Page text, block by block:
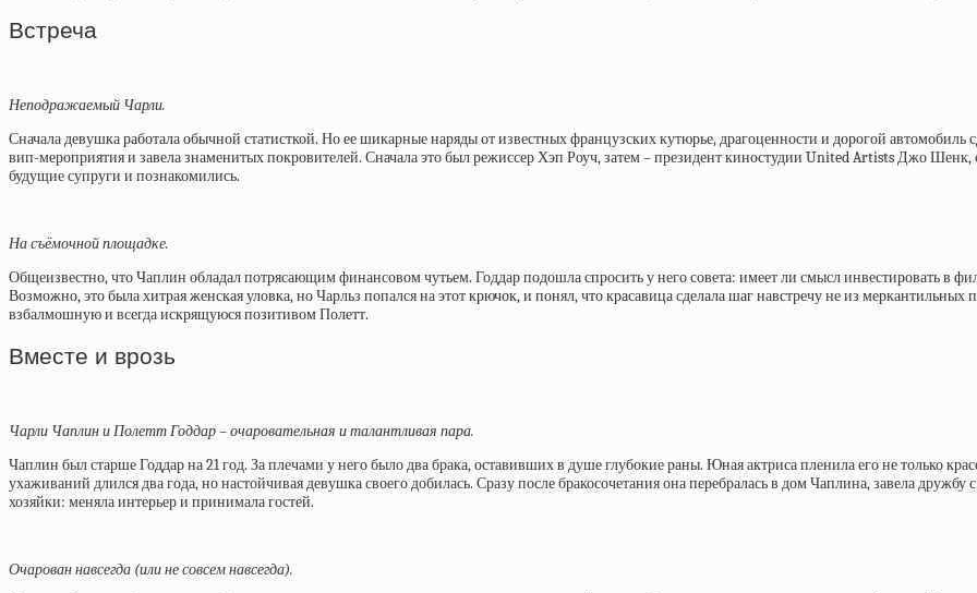
Встреча
Неподражаемый Чарли.
Сначала девушка работала обычной статисткой. Но ее шикарные наряды от известных французских кутюрье, драгоценности и дорогой автомобиль
вип-мероприятия и завела знаменитых покровителей. Сначала это был режиссер Хэп Роуч, затем – президент киностудии United Artists Джо
будущие супруги и познакомились.
На съёмочной площадке.
Общеизвестно, что Чаплин обладал потрясающим финансовом чутьем. Годдар подошла спросить у него совета: имеет ли смысл инвестировать в
Возможно, это была хитрая женская уловка, но Чарльз попался на этот крючок, и понял, что красавица сделала шаг навстречу не из
взбалмошную и всегда искрящуюся позитивом Полетт.
Вместе и врозь
Чарли Чаплин и Полетт Годдар – очаровательная и талантливая пара.
Чаплин был старше Годдар на 21 год. За плечами у него было два брака, оставивших в душе глубокие раны. Юная актриса пленила его не только
ухаживаний длился два года, но настойчивая девушка своего добилась. Сразу после бракосочетания она перебралась в дом Чаплина, завела
хозяйки: меняла интерьер и принимала гостей.
Очарован навсегда (или не совсем навсегда).